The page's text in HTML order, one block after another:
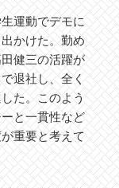
運動でデモに
かけた。勤め
健三の活躍が
退社し、全く
た。このよう
と一貫性など
重要と考えて